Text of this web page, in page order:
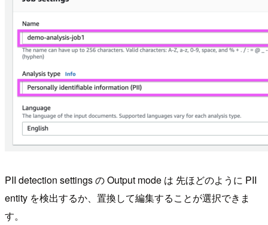
PII detection settings の Output mode は 先ほどのように PII
entity を検出するか、置換して編集することが選択できま
す。